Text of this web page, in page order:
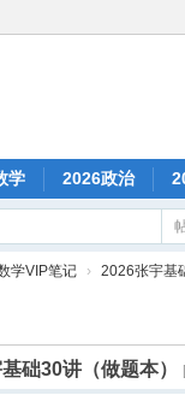
学 2026政治
学VIP笔记 › 2026张宇基
础30讲（做题本）